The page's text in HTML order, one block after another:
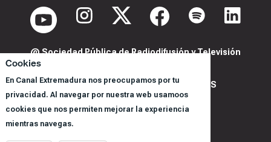
Cookies
En Canal Extremadura nos preocupamos por tu
privacidad. Al navegar por nuestra web usamoos
cookies que nos permiten mejorar la experiencia
mientras navegas.
@ Sociedad Pública de Radiodifusión y Televisión
POLITICA DE PRIVACIDAD Y COOKIES